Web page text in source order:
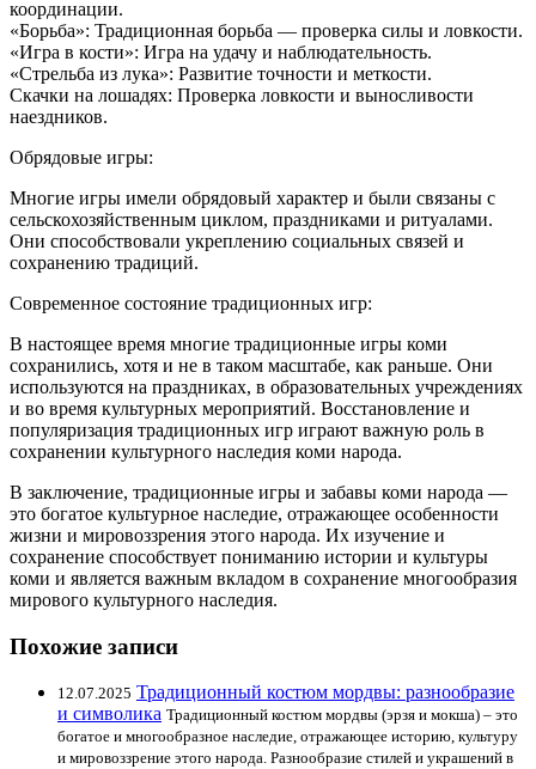
координации.
«Борьба»: Традиционная борьба — проверка силы и ловкости.
«Игра в кости»: Игра на удачу и наблюдательность.
«Стрельба из лука»: Развитие точности и меткости.
Скачки на лошадях: Проверка ловкости и выносливости
наездников.
Обрядовые игры:
Многие игры имели обрядовый характер и были связаны с
сельскохозяйственным циклом, праздниками и ритуалами.
Они способствовали укреплению социальных связей и
сохранению традиций.
Современное состояние традиционных игр:
В настоящее время многие традиционные игры коми
сохранились, хотя и не в таком масштабе, как раньше. Они
используются на праздниках, в образовательных учреждениях
и во время культурных мероприятий. Восстановление и
популяризация традиционных игр играют важную роль в
сохранении культурного наследия коми народа.
В заключение, традиционные игры и забавы коми народа —
это богатое культурное наследие, отражающее особенности
жизни и мировоззрения этого народа. Их изучение и
сохранение способствует пониманию истории и культуры
коми и является важным вкладом в сохранение многообразия
мирового культурного наследия.
Похожие записи
12.07.2025 Традиционный костюм мордвы: разнообразие
и символика Традиционный костюм мордвы (эрзя и мокша) – это
богатое и многообразное наследие, отражающее историю, культуру
и мировоззрение этого народа. Разнообразие стилей и украшений в